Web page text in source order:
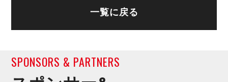
一覧に戻る
SPONSORS & PARTNERS